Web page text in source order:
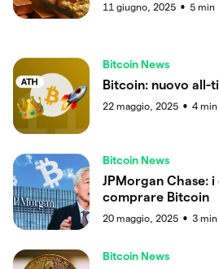
11 giugno, 2025 ● 5 min
Bitcoin News
Bitcoin: nuovo all-
22 maggio, 2025 ● 4 min
Bitcoin News
JPMorgan Chase:
comprare Bitcoin
20 maggio, 2025 ● 3 min
Bitcoin News